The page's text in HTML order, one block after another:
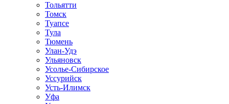
Тольятти
Томск
Туапсе
Тула
Тюмень
Улан-Удэ
Ульяновск
Усолье-Сибирское
Уссурийск
Усть-Илимск
Уфа